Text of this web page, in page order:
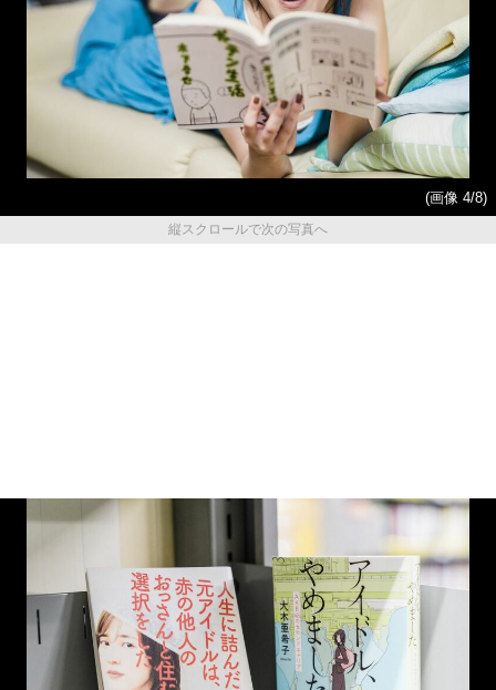
(画像 4/8)
縦スクロールで次の写真へ